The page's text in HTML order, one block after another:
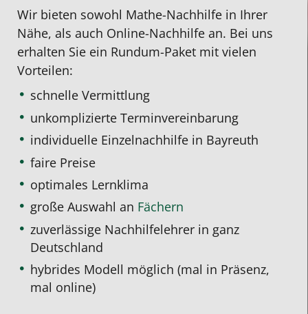
Wir bieten sowohl Mathe-Nachhilfe in Ihrer
Nähe, als auch Online-Nachhilfe an. Bei uns
erhalten Sie ein Rundum-Paket mit vielen
Vorteilen:
schnelle Vermittlung
unkomplizierte Terminvereinbarung
individuelle Einzelnachhilfe in Bayreuth
faire Preise
optimales Lernklima
große Auswahl an Fächern
zuverlässige Nachhilfelehrer in ganz
Deutschland
hybrides Modell möglich (mal in Präsenz,
mal online)